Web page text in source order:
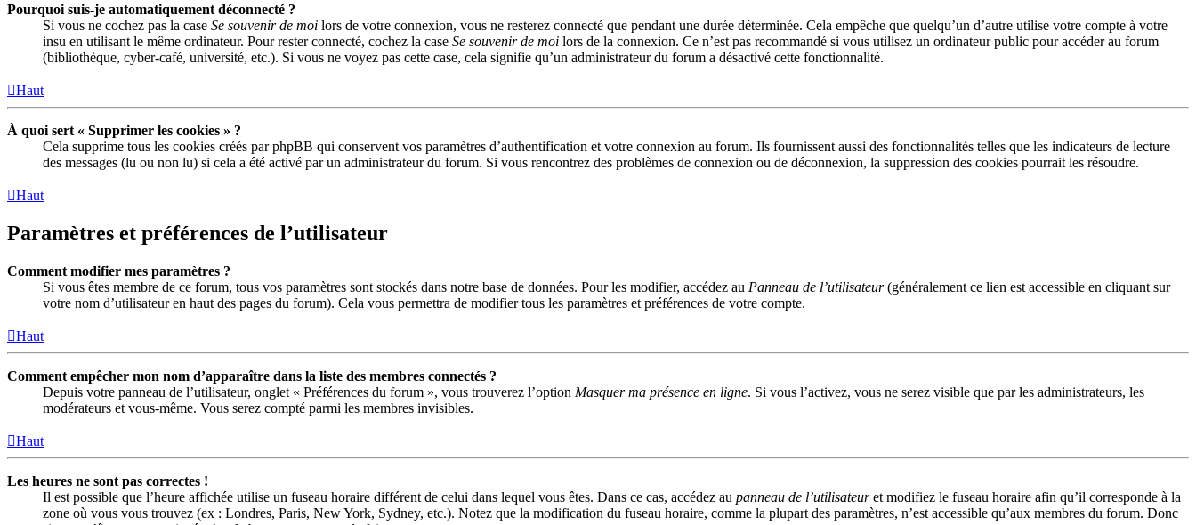
Pourquoi suis-je automatiquement déconnecté ?
Si vous ne cochez pas la case Se souvenir de moi lors de votre connexion, vous ne resterez connecté que pendant une durée déterminée. Cela empêche que quelqu’un d’autre utilise votre compte à votre
insu en utilisant le même ordinateur. Pour rester connecté, cochez la case Se souvenir de moi lors de la connexion. Ce n’est pas recommandé si vous utilisez un ordinateur public pour accéder au forum
(bibliothèque, cyber-café, université, etc.). Si vous ne voyez pas cette case, cela signifie qu’un administrateur du forum a désactivé cette fonctionnalité.
Haut
À quoi sert « Supprimer les cookies » ?
Cela supprime tous les cookies créés par phpBB qui conservent vos paramètres d’authentification et votre connexion au forum. Ils fournissent aussi des fonctionnalités telles que les indicateurs de lecture
des messages (lu ou non lu) si cela a été activé par un administrateur du forum. Si vous rencontrez des problèmes de connexion ou de déconnexion, la suppression des cookies pourrait les résoudre.
Haut
Paramètres et préférences de l’utilisateur
Comment modifier mes paramètres ?
Si vous êtes membre de ce forum, tous vos paramètres sont stockés dans notre base de données. Pour les modifier, accédez au Panneau de l’utilisateur(généralement ce lien est accessible en cliquant sur
votre nom d’utilisateur en haut des pages du forum). Cela vous permettra de modifier tous les paramètres et préférences de votre compte.
Haut
Comment empêcher mon nom d’apparaître dans la liste des membres connectés ?
Depuis votre panneau de l’utilisateur, onglet « Préférences du forum », vous trouverez l’option Masquer ma présence en ligne. Si vous l’activez, vous ne serez visible que par les administrateurs, les
modérateurs et vous-même. Vous serez compté parmi les membres invisibles.
Haut
Les heures ne sont pas correctes !
Il est possible que l’heure affichée utilise un fuseau horaire différent de celui dans lequel vous êtes. Dans ce cas, accédez au panneau de l’utilisateuret modifiez le fuseau horaire afin qu’il corresponde à la
zone où vous vous trouvez (ex : Londres, Paris, New York, Sydney, etc.). Notez que la modification du fuseau horaire, comme la plupart des paramètres, n’est accessible qu’aux membres du forum. Donc